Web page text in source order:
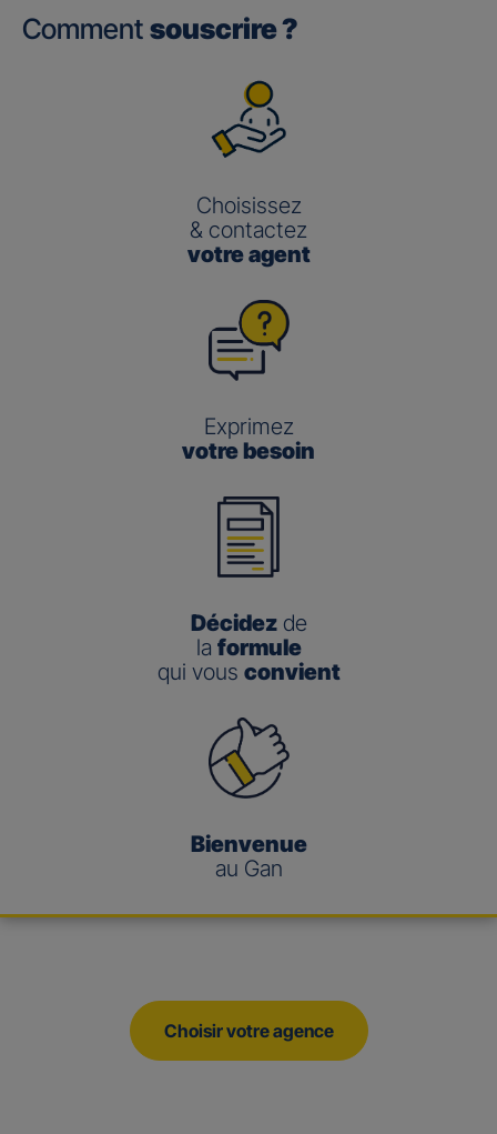
Comment souscrire ?
Choisissez
& contactez
votre agent
Exprimez
votre besoin
Décidezde
la formule
qui vous convient
Bienvenue
au Gan
Choisir votre agence